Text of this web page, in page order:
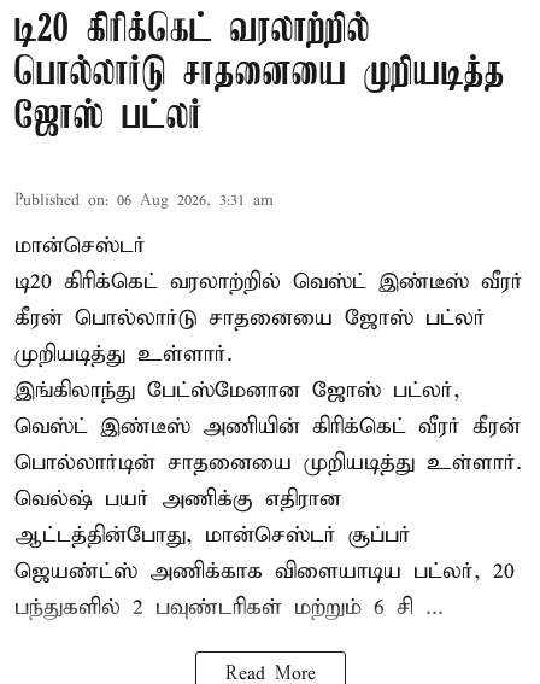
டி20 கிரிக்கெட் வரலாற்றில்
பொல்லார்டு சாதனையை முறியடித்த
ஜோஸ் பட்லர்
Published on: 06 Aug 2026, 3:31 am
மான்செஸ்டர்
டி20 கிரிக்கெட் வரலாற்றில் வெஸ்ட் இண்டீஸ் வீரர்
கீரன் பொல்லார்டு சாதனையை ஜோஸ் பட்லர்
முறியடித்து உள்ளார்.
இங்கிலாந்து பேட்ஸ்மேனான ஜோஸ் பட்லர்,
வெஸ்ட் இண்டீஸ் அணியின் கிரிக்கெட் வீரர் கீரன்
பொல்லார்டின் சாதனையை முறியடித்து உள்ளார்.
வெல்ஷ் பயர் அணிக்கு எதிரான
ஆட்டத்தின்போது, மான்செஸ்டர் சூப்பர்
ஜெயண்ட்ஸ் அணிக்காக விளையாடிய பட்லர், 20
பந்துகளில் 2 பவுண்டரிகள் மற்றும் 6 சி ...
Read More